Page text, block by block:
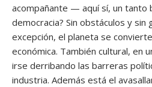
acompañante — aquí sí, un
democracia? Sin obstáculos y sin
excepción, el planeta se
económica. También cultural, en
irse derribando las barreras
industria. Además está el